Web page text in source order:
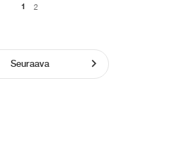
1 2
Seuraava